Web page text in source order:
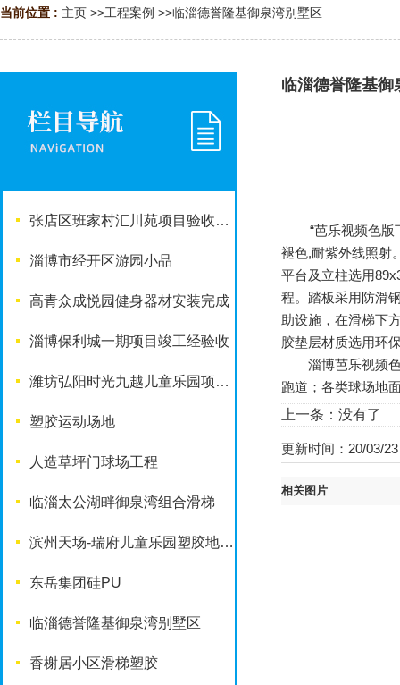
当前位置 : 主页 >>工程案例 >>临淄德誉隆基御泉湾别墅区
张店区班家村汇川苑项目验收完成
淄博市经开区游园小品
高青众成悦园健身器材安装完成
淄博保利城一期项目竣工经验收
潍坊弘阳时光九越儿童乐园项目竣工啦
塑胶运动场地
人造草坪门球场工程
临淄太公湖畔御泉湾组合滑梯
滨州天场-瑞府儿童乐园塑胶地面改造工程
东岳集团硅PU
临淄德誉隆基御泉湾别墅区
香榭居小区滑梯塑胶
临淄德誉隆基御
“芭乐视频色版下载
褪色,耐紫外线照射
平台及立柱选用
程。踏板采用防滑
助设施，在滑梯
胶垫层材质选用环保
淄博芭乐视频色版下
跑道；各类球场地
上一条：没有
更新时间：20/03/
相关图片